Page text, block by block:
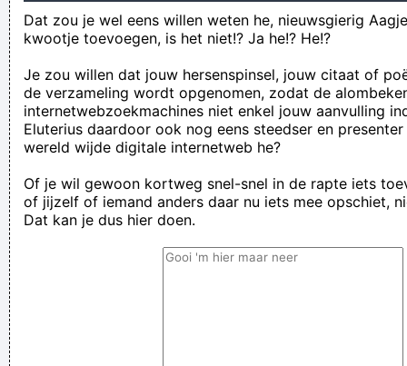
Dat zou je wel eens willen weten he, nieuwsgierig
kwootje toevoegen, is het niet!? Ja he!? He!?
Je zou willen dat jouw hersenspinsel, jouw citaat of
de verzameling wordt opgenomen, zodat de
internetwebzoekmachines niet enkel jouw aanvulling
Eluterius daardoor ook nog eens steedser en
wereld wijde digitale internetweb he?
Of je wil gewoon kortweg snel-snel in de rapte iets
of jijzelf of iemand anders daar nu iets mee opschiet,
Dat kan je dus hier doen.